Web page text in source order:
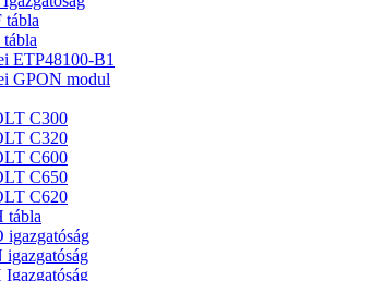
tábla
ETP48100-B1
GPON modul
C300
C320
C600
C650
C620
tábla
igazgatóság